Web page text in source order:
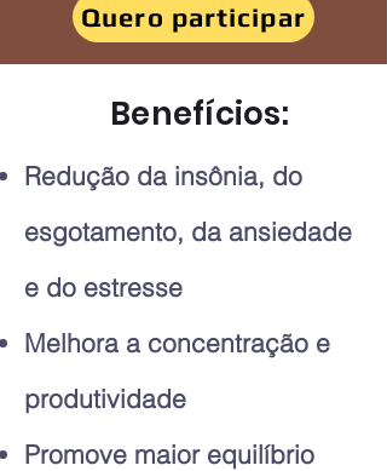
Quero participar
Benefícios:
Redução da insônia, do
esgotamento, da ansiedade
e do estresse
Melhora a concentração e
produtividade
Promove maior equilíbrio